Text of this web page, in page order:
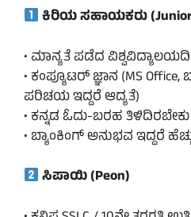
ಕಿರಿಯ ಸಹಾಯಕರು (Junior
• ಮಾನ್ಯತೆ ಪಡೆದ
• ಕಂಪ್ಯೂಟರ್ ಜ್ಞಾನ (MS
ಪರಿಚಯ ಇದ್ದರೆ ಆದ್ಯತೆ)
• ಕನ್ನಡ ಓದು-ಬರಹ ತಿಳಿದಿರಬೇಕು
• ಬ್ಯಾಂಕಿಂಗ್ ಅನುಭವ ಇದ್ದರೆ
ಸಿಪಾಯಿ (Peon)